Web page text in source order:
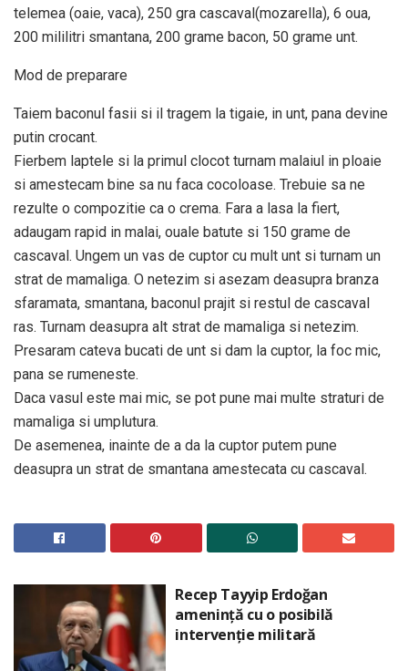
telemea (oaie, vaca), 250 gra cascaval(mozarella), 6 oua,
200 mililitri smantana, 200 grame bacon, 50 grame unt.
Mod de preparare
Taiem baconul fasii si il tragem la tigaie, in unt, pana devine
putin crocant.
Fierbem laptele si la primul clocot turnam malaiul in ploaie
si amestecam bine sa nu faca cocoloase. Trebuie sa ne
rezulte o compozitie ca o crema. Fara a lasa la fiert,
adaugam rapid in malai, ouale batute si 150 grame de
cascaval. Ungem un vas de cuptor cu mult unt si turnam un
strat de mamaliga. O netezim si asezam deasupra branza
sfaramata, smantana, baconul prajit si restul de cascaval
ras. Turnam deasupra alt strat de mamaliga si netezim.
Presaram cateva bucati de unt si dam la cuptor, la foc mic,
pana se rumeneste.
Daca vasul este mai mic, se pot pune mai multe straturi de
mamaliga si umplutura.
De asemenea, inainte de a da la cuptor putem pune
deasupra un strat de smantana amestecata cu cascaval.
Recep Tayyip Erdoğan
amenință cu o posibilă
intervenție militară